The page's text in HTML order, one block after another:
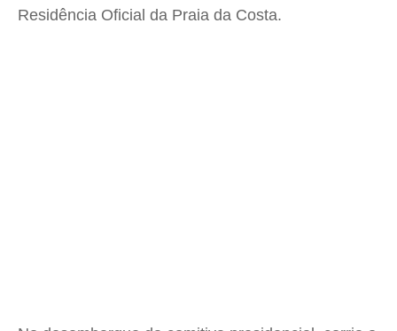
Residência Oficial da Praia da Costa.